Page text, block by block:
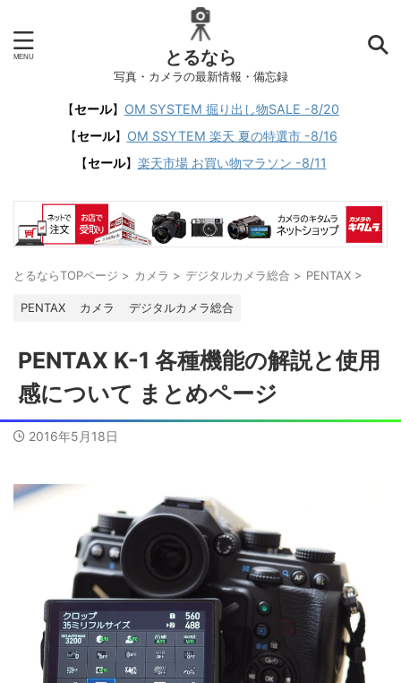
とるなら
写真・カメラの最新情報・備忘録
【セール】 OM SYSTEM 掘り出し物SALE -8/20
【セール】 OM SSYTEM 楽天 夏の特選市 -8/16
【セール】 楽天市場 お買い物マラソン -8/11
とるならTOPページ > カメラ > デジタルカメラ総合 > PENTAX >
PENTAX カメラ デジタルカメラ総合
PENTAX K-1 各種機能の解説と使用
感について まとめページ
2016年5月18日